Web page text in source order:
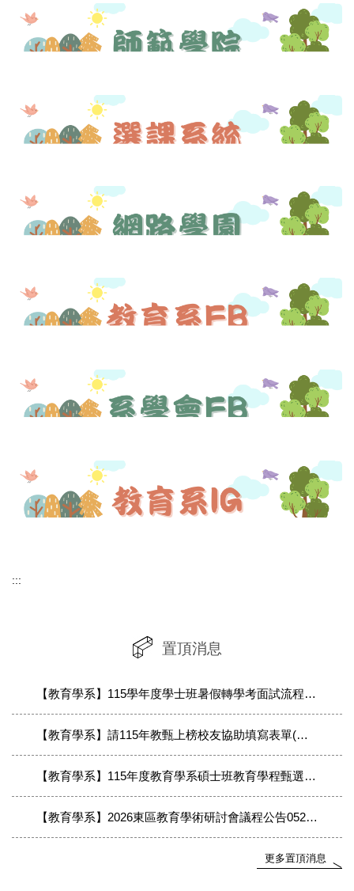
:::
置頂消息
【教育學系】115學年度學士班暑假轉學考面試流程公告
【教育學系】請115年教甄上榜校友協助填寫表單(製作恭賀榜單用)
【教育學系】115年度教育學系碩士班教育學程甄選-複試通知
【教育學系】2026東區教育學術研討會議程公告0521(最終議程以公告為準)
更多置頂消息